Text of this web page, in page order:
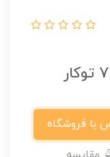
با فروشگاه